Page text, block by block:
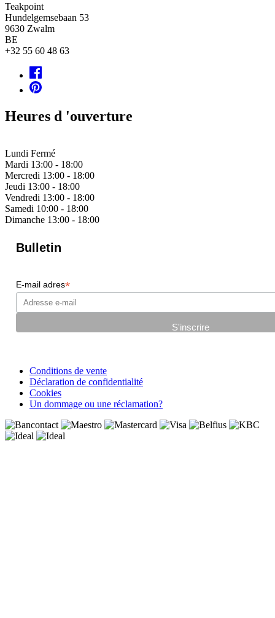
Teakpoint
Hundelgemsebaan 53
9630 Zwalm
BE
+32 55 60 48 63
Heures d 'ouverture
Lundi Fermé
Mardi 13:00 - 18:00
Mercredi 13:00 - 18:00
Jeudi 13:00 - 18:00
Vendredi 13:00 - 18:00
Samedi 10:00 - 18:00
Dimanche 13:00 - 18:00
Bulletin
E-mail adres*
Conditions de vente
Déclaration de confidentialité
Cookies
Un dommage ou une réclamation?